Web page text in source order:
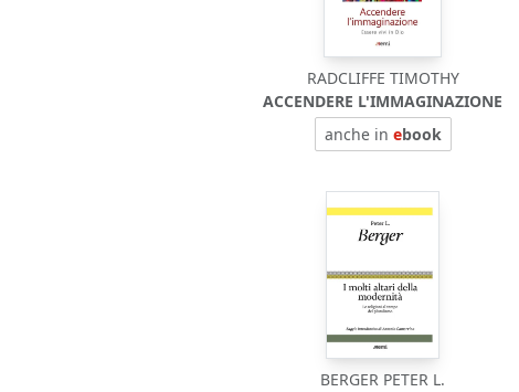
RADCLIFFE TIMOTHY
ACCENDERE L'IMMAGINAZIONE
anche in ebook
BERGER PETER L.